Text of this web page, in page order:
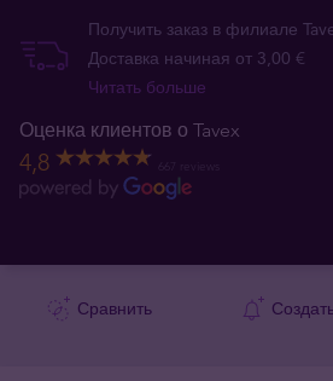
Получить заказ в филиале
Доставка начиная от 3,00 €
Читать больше
Оценка клиентов о Tavex
4,8
Сравнить